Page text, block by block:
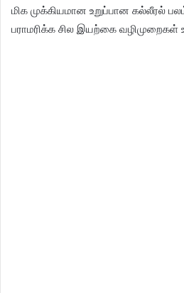
மிக முக்கியமான உறுப்பான கல்லீரல்
பராமரிக்க சில இயற்கை